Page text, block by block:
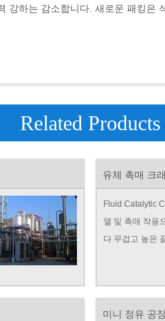
강하는 감소합니다. 새로운 패킹은
Related Products
유체 촉매 크
Fluid Catalytic
열 및 촉매 작용
다 무겁고 높은
미니 정유 공